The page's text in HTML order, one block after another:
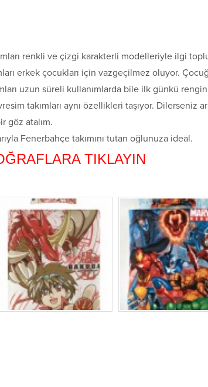
renkli ve çizgi karakterli modelleriyle ilgi
erkek çocukları için vazgeçilmez oluyor.
uzun süreli kullanımlarda bile ilk günkü
takımları aynı özellikleri taşıyor. Dilerseniz
göz atalım.
Fenerbahçe takımını tutan oğlunuza ideal.
TIKLAYIN